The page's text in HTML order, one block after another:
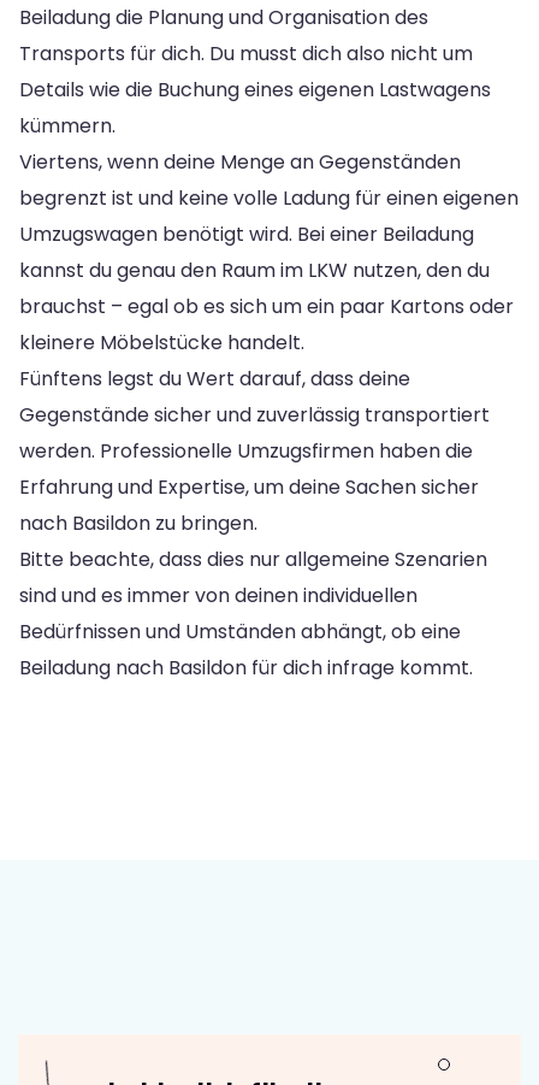
Beiladung die Planung und Organisation des
Transports für dich. Du musst dich also nicht um
Details wie die Buchung eines eigenen Lastwagens
kümmern.
Viertens, wenn deine Menge an Gegenständen
begrenzt ist und keine volle Ladung für einen eigenen
Umzugswagen benötigt wird. Bei einer Beiladung
kannst du genau den Raum im LKW nutzen, den du
brauchst – egal ob es sich um ein paar Kartons oder
kleinere Möbelstücke handelt.
Fünftens legst du Wert darauf, dass deine
Gegenstände sicher und zuverlässig transportiert
werden. Professionelle Umzugsfirmen haben die
Erfahrung und Expertise, um deine Sachen sicher
nach Basildon zu bringen.
Bitte beachte, dass dies nur allgemeine Szenarien
sind und es immer von deinen individuellen
Bedürfnissen und Umständen abhängt, ob eine
Beiladung nach Basildon für dich infrage kommt.